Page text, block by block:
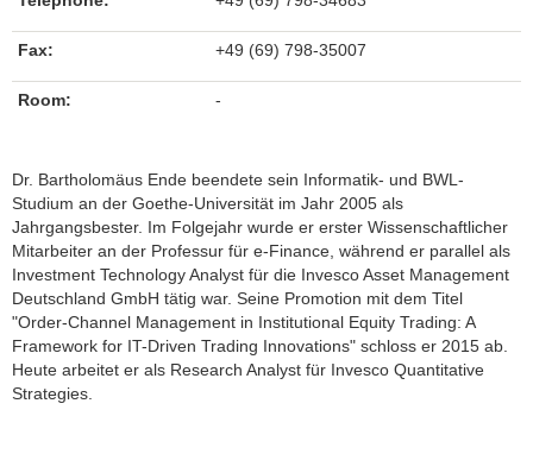
Fax: +49 (69) 798-35007
Room: -
Dr. Bartholomäus Ende beendete sein Informatik- und BWL-
Studium an der Goethe-Universität im Jahr 2005 als
Jahrgangsbester. Im Folgejahr wurde er erster Wissenschaftlicher
Mitarbeiter an der Professur für e-Finance, während er parallel als
Investment Technology Analyst für die Invesco Asset Management
Deutschland GmbH tätig war. Seine Promotion mit dem Titel
"Order-Channel Management in Institutional Equity Trading: A
Framework for IT-Driven Trading Innovations" schloss er 2015 ab.
Heute arbeitet er als Research Analyst für Invesco Quantitative
Strategies.